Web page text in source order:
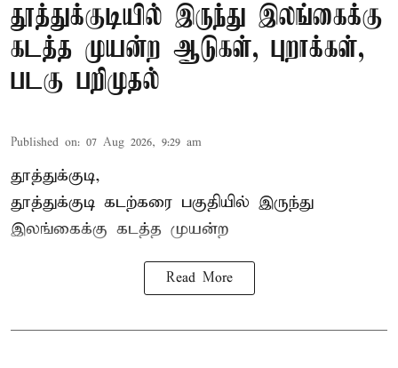
தூத்துக்குடியில் இருந்து இலங்கைக்கு
கடத்த முயன்ற ஆடுகள், புறாக்கள்,
படகு பறிமுதல்
Published on: 07 Aug 2026, 9:29 am
தூத்துக்குடி,
தூத்துக்குடி கடற்கரை பகுதியில் இருந்து
இலங்கைக்கு கடத்த முயன்ற
Read More